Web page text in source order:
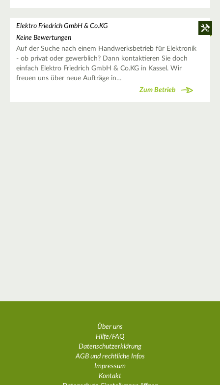
Elektro Friedrich GmbH & Co.KG
Keine Bewertungen
Auf der Suche nach einem Handwerksbetrieb für Elektronik
- ob privat oder gewerblich? Dann kontaktieren Sie doch
einfach Elektro Friedrich GmbH & Co.KG in Kassel. Wir
freuen uns über neue Aufträge in…
Zum Betrieb
Über uns
Hilfe/FAQ
Datenschutzerklärung
AGB und rechtliche Infos
Impressum
Kontakt